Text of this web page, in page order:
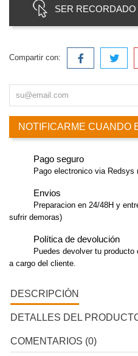
SER RECORDADO
Compartir con:
NOTIFICARME CUANDO
Pago seguro
Pago electronico via Redsys
Envios
Preparacion en 24/48H y
sufrir demoras)
Política de devolución
Puedes devolver tu
a cargo del cliente.
DESCRIPCIÓN
DETALLES DEL
COMENTARIOS (0)